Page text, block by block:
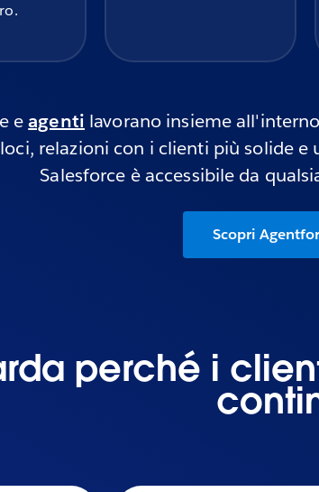
eagenti lavorano insieme
relazioni con i clienti più solide
Salesforce è accessibile da
Scopri
perché i